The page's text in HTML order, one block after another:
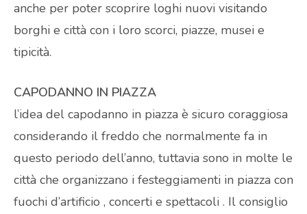
anche per poter scoprire loghi nuovi visitando
borghi e città con i loro scorci, piazze, musei e
tipicità.
CAPODANNO IN PIAZZA
l’idea del capodanno in piazza è sicuro coraggiosa
considerando il freddo che normalmente fa in
questo periodo dell’anno, tuttavia sono in molte le
città che organizzano i festeggiamenti in piazza con
fuochi d’artificio , concerti e spettacoli . Il consiglio